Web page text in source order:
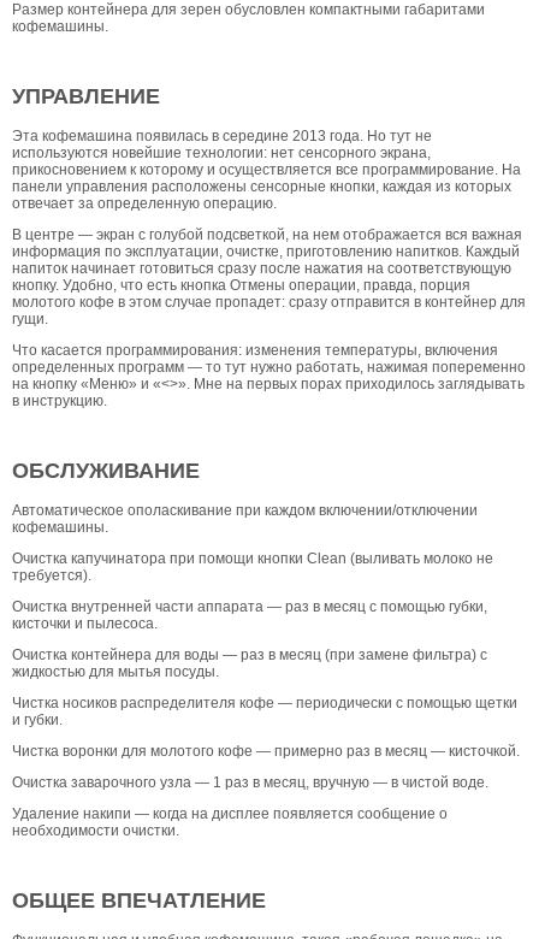
Размер контейнера для зерен обусловлен компактными габаритами
кофемашины.
УПРАВЛЕНИЕ
Эта кофемашина появилась в середине 2013 года. Но тут не
используются новейшие технологии: нет сенсорного экрана,
прикосновением к которому и осуществляется все программирование. На
панели управления расположены сенсорные кнопки, каждая из которых
отвечает за определенную операцию.
В центре — экран с голубой подсветкой, на нем отображается вся важная
информация по эксплуатации, очистке, приготовлению напитков. Каждый
напиток начинает готовиться сразу после нажатия на соответствующую
кнопку. Удобно, что есть кнопка Отмены операции, правда, порция
молотого кофе в этом случае пропадет: сразу отправится в контейнер для
гущи.
Что касается программирования: изменения температуры, включения
определенных программ — то тут нужно работать, нажимая попеременно
на кнопку «Меню» и «<>». Мне на первых порах приходилось заглядывать
в инструкцию.
ОБСЛУЖИВАНИЕ
Автоматическое ополаскивание при каждом включении/отключении
кофемашины.
Очистка капучинатора при помощи кнопки Clean (выливать молоко не
требуется).
Очистка внутренней части аппарата — раз в месяц с помощью губки,
кисточки и пылесоса.
Очистка контейнера для воды — раз в месяц (при замене фильтра) с
жидкостью для мытья посуды.
Чистка носиков распределителя кофе — периодически с помощью щетки
и губки.
Чистка воронки для молотого кофе — примерно раз в месяц — кисточкой.
Очистка заварочного узла — 1 раз в месяц, вручную — в чистой воде.
Удаление накипи — когда на дисплее появляется сообщение о
необходимости очистки.
ОБЩЕЕ ВПЕЧАТЛЕНИЕ